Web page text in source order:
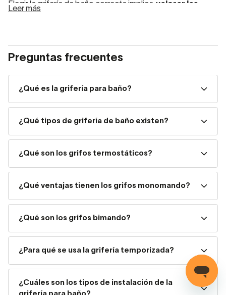
Elegir la grifería de baño correcta implica valorar las
para el baño, de diferentes marcas, materiales, diseños,
sistemas, colocaciones y acabados.
Tipos de grifería de baño
Para elegir el grifo perfecto, primero hay que conocer las
diferentes modalidades que hay. Estas son:
Grifos según necesidad o ubicación
Grifos de lavabo
Columnas de ducha de hidromasaje
Grifos de baño y ducha clásicos
Leer más
Preguntas frecuentes
¿Qué es la grifería para baño?
¿Qué tipos de grifería de baño existen?
¿Qué son los grifos termostáticos?
¿Qué ventajas tienen los grifos monomando?
¿Qué son los grifos bimando?
¿Para qué se usa la grifería temporizada?
¿Cuáles son los tipos de instalación de la